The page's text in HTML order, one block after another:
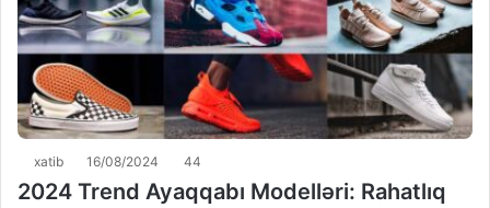
xatib 16/08/2024 44
2024 Trend Ayaqqabı Modelləri: Rahatlıq